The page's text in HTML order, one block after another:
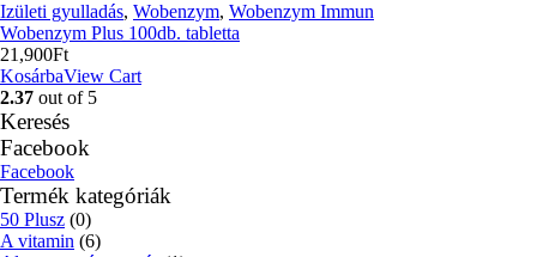
Izületi gyulladás, Wobenzym, Wobenzym Immun
Wobenzym Plus 100db. tabletta
21,900Ft
KosárbaView Cart
2.37 out of 5
Keresés
Facebook
Facebook
Termék kategóriák
50 Plusz (0)
A vitamin (6)